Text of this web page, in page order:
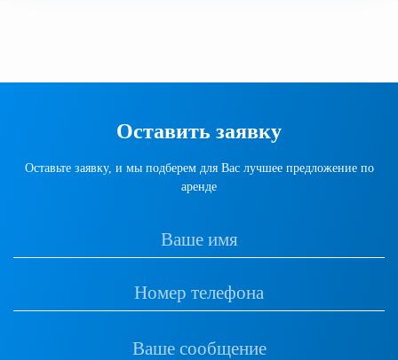
Оставить заявку
Оставьте заявку, и мы подберем для Вас лучшее предложение по
аренде